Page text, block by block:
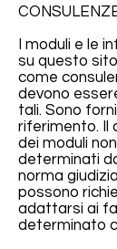
I moduli e le
su questo
come
devono
tali. Sono
riferimento. Il
dei moduli
determinati
norma
possono
adattarsi ai
determinato